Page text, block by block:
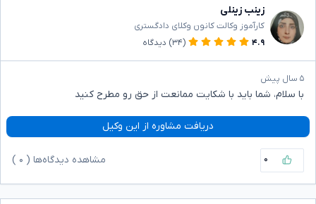
زینب زینلی
کارآموز وکالت کانون وکلای دادگستری
۴.۹
(۳۴) دیدگاه
۵ سال پیش
با سلام، شما باید با شکایت ممانعت از حق رو مطرح کنید
دریافت مشاوره از این وکیل
۰ مشاهده دیدگاه‌ها ( ۰